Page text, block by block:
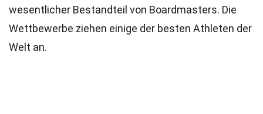
wesentlicher Bestandteil von Boardmasters. Die
Wettbewerbe ziehen einige der besten Athleten der
Welt an.